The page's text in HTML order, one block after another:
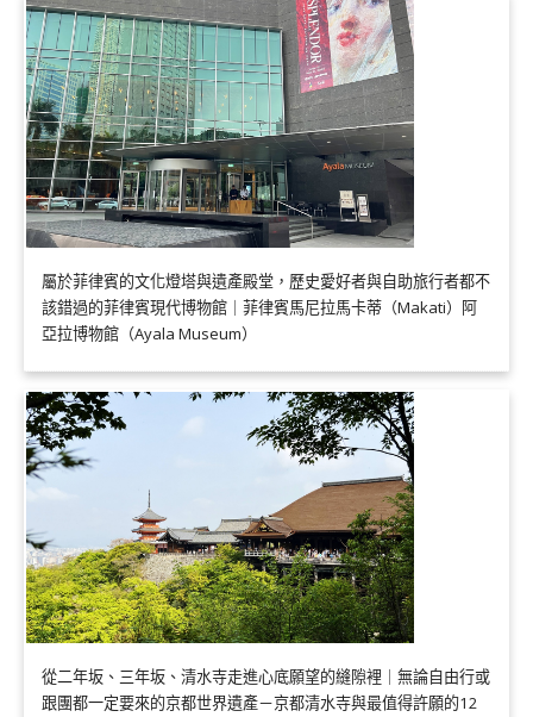
屬於菲律賓的文化燈塔與遺產殿堂，歷史愛好者與自助旅行者都不
該錯過的菲律賓現代博物館｜菲律賓馬尼拉馬卡蒂（Makati）阿
亞拉博物館（Ayala Museum）
從二年坂、三年坂、清水寺走進心底願望的縫隙裡｜無論自由行或
跟團都一定要來的京都世界遺產－京都清水寺與最值得許願的12